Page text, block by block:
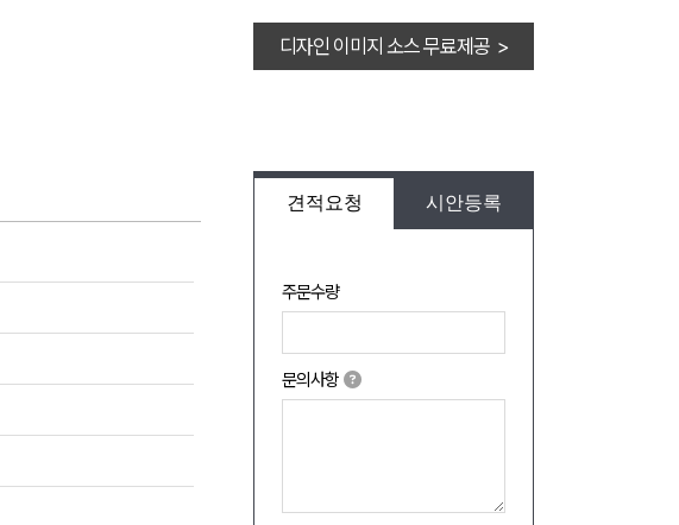
디자인 이미지 소스 무료제공 >
견적요청 시안등록
주문수량
문의사항